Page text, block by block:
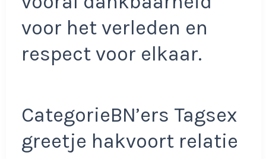
voor het verleden en
respect voor elkaar.
CategorieBN’ers Tagsex
greetje hakvoort relatie